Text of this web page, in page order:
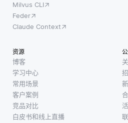
解的组
成部
清模型
输出背
后推理
的技
术，开
Milvus CLI
Feder
Claude Context
资源
博客
学习中心
常用场景
客户案例
竞品对比
白皮书和线上直播